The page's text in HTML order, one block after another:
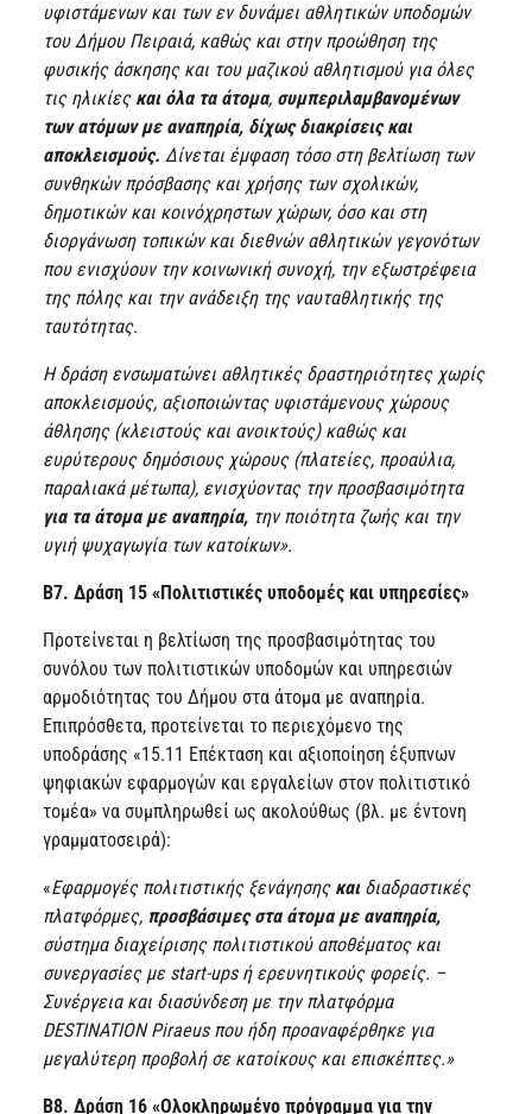
υφιστάμενων και των εν δυνάμει αθλητικών υποδομών
του Δήμου Πειραιά, καθώς και στην προώθηση της
φυσικής άσκησης και του μαζικού αθλητισμού για όλες
τις ηλικίες και όλα τα άτομα, συμπεριλαμβανομένων
των ατόμων με αναπηρία, δίχως διακρίσεις και
αποκλεισμούς. Δίνεται έμφαση τόσο στη βελτίωση των
συνθηκών πρόσβασης και χρήσης των σχολικών,
δημοτικών και κοινόχρηστων χώρων, όσο και στη
διοργάνωση τοπικών και διεθνών αθλητικών γεγονότων
που ενισχύουν την κοινωνική συνοχή, την εξωστρέφεια
της πόλης και την ανάδειξη της ναυταθλητικής της
ταυτότητας.
Η δράση ενσωματώνει αθλητικές δραστηριότητες χωρίς
αποκλεισμούς, αξιοποιώντας υφιστάμενους χώρους
άθλησης (κλειστούς και ανοικτούς) καθώς και
ευρύτερους δημόσιους χώρους (πλατείες, προαύλια,
παραλιακά μέτωπα), ενισχύοντας την προσβασιμότητα
για τα άτομα με αναπηρία, την ποιότητα ζωής και την
υγιή ψυχαγωγία των κατοίκων».
Β7. Δράση 15 «Πολιτιστικές υποδομές και υπηρεσίες»
Προτείνεται η βελτίωση της προσβασιμότητας του
συνόλου των πολιτιστικών υποδομών και υπηρεσιών
αρμοδιότητας του Δήμου στα άτομα με αναπηρία.
Επιπρόσθετα, προτείνεται το περιεχόμενο της
υποδράσης «15.11 Επέκταση και αξιοποίηση έξυπνων
ψηφιακών εφαρμογών και εργαλείων στον πολιτιστικό
τομέα» να συμπληρωθεί ως ακολούθως (βλ. με έντονη
γραμματοσειρά):
«Εφαρμογές πολιτιστικής ξενάγησης καιδιαδραστικές
πλατφόρμες, προσβάσιμες στα άτομα με αναπηρία,
σύστημα διαχείρισης πολιτιστικού αποθέματος και
συνεργασίες με start-ups ή ερευνητικούς φορείς. –
Συνέργεια και διασύνδεση με την πλατφόρμα
DESTINATION Piraeus που ήδη προαναφέρθηκε για
μεγαλύτερη προβολή σε κατοίκους και επισκέπτες.»
Β8. Δράση 16 «Ολοκληρωμένο πρόγραμμα για την